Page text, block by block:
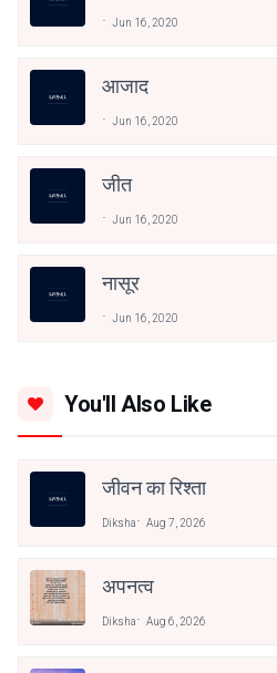
Jun 16, 2020
आजाद
Jun 16, 2020
जीत
Jun 16, 2020
नासूर
Jun 16, 2020
You'll Also Like
जीवन का रिश्ता
Diksha Aug 7, 2026
अपनत्व
Diksha Aug 6, 2026